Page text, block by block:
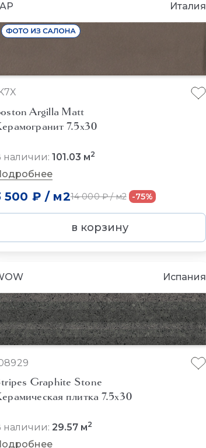
Италия
Argilla Matt
7.5x30
наличии: 101.03 м2
500 ₽ / м214 000 ₽/м2 -75%
в корзину
Испания
Graphite Stone
плитка 7.5x30
наличии: 29.57 м2